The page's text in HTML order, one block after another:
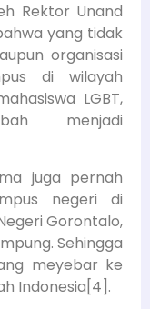
Rektor Unand
yang tidak
organisasi
di wilayah
LGBT,
menjadi
juga pernah
negeri di
Gorontalo,
Sehingga
meyebar ke
Indonesia[4].